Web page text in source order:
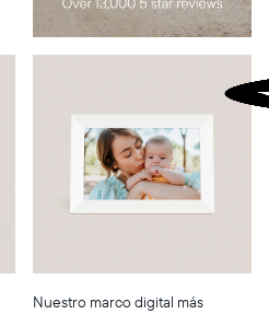
Nuestro marco digital más